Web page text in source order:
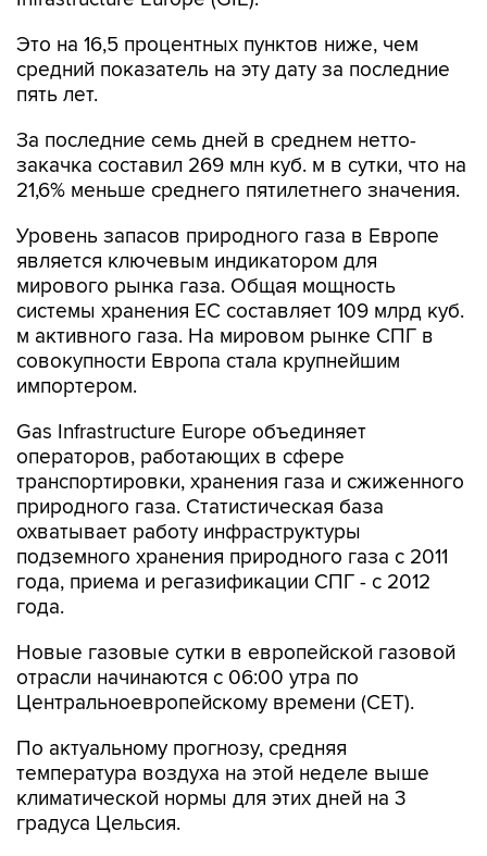
Это на 16,5 процентных пунктов ниже, чем
средний показатель на эту дату за последние
пять лет.
За последние семь дней в среднем нетто-
закачка составил 269 млн куб. м в сутки, что на
21,6% меньше среднего пятилетнего значения.
Уровень запасов природного газа в Европе
является ключевым индикатором для
мирового рынка газа. Общая мощность
системы хранения ЕС составляет 109 млрд куб.
м активного газа. На мировом рынке СПГ в
совокупности Европа стала крупнейшим
импортером.
Gas Infrastructure Europe объединяет
операторов, работающих в сфере
транспортировки, хранения газа и сжиженного
природного газа. Статистическая база
охватывает работу инфраструктуры
подземного хранения природного газа с 2011
года, приема и регазификации СПГ - с 2012
года.
Новые газовые сутки в европейской газовой
отрасли начинаются c 06:00 утра по
Центральноевропейскому времени (CET).
По актуальному прогнозу, средняя
температура воздуха на этой неделе выше
климатической нормы для этих дней на 3
градуса Цельсия.